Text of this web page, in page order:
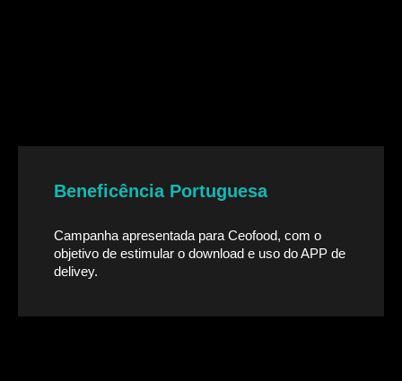
Beneficência Portuguesa
Campanha apresentada para Ceofood, com o
objetivo de estimular o download e uso do APP de
delivey.